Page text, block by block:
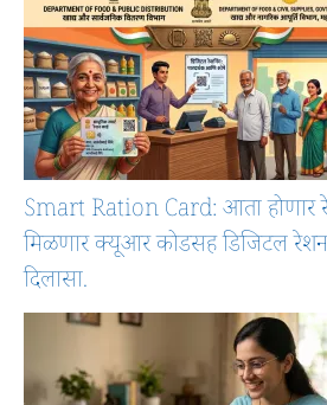
Smart Ration Card: आता होणार
मिळणार क्यूआर कोडसह डिजिटल रेशन
दिलासा.